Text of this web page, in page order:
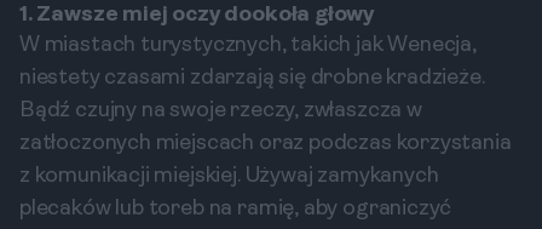
1. Zawsze miej oczy dookoła głowy
W miastach turystycznych, takich jak Wenecja,
niestety czasami zdarzają się drobne kradzieże.
Bądź czujny na swoje rzeczy, zwłaszcza w
zatłoczonych miejscach oraz podczas korzystania
z komunikacji miejskiej. Używaj zamykanych
plecaków lub toreb na ramię, aby ograniczyć